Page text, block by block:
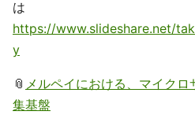
は
https://www.slideshare.net/
y
📎 メルペイにおける、マイク
集基盤